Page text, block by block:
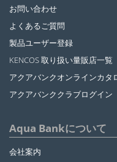
お問い合わせ
よくあるご質問
製品ユーザー登録
KENCOS 取り扱い量販店一覧
アクアバンクオンラインカタ
アクアバンククラブログイン
Aqua Bankについて
会社案内